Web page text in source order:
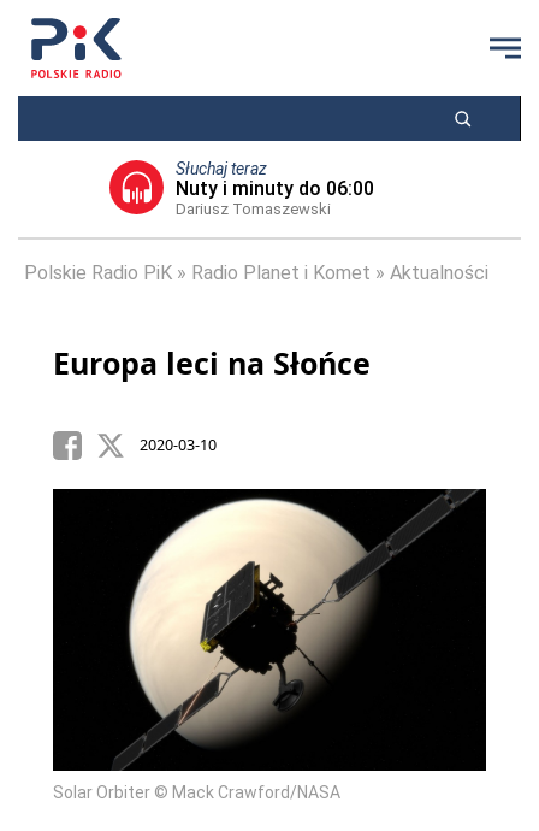
Słuchaj teraz
Nuty i minuty do 06:00
Dariusz Tomaszewski
Polskie Radio PiK Radio Planet i Komet Aktualności
Europa leci na Słońce
2020-03-10
Solar Orbiter © Mack Crawford/NASA